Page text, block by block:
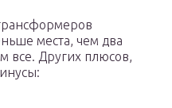
места, чем два
все. Других плюсов,